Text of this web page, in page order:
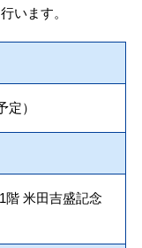
います。
）
階 米田吉盛記念